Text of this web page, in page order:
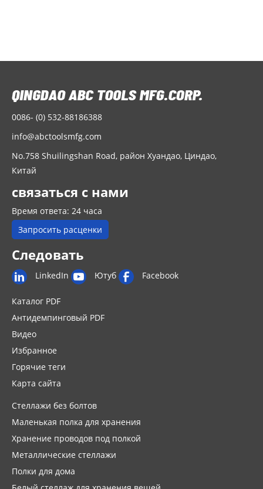
0086- (0) 532-88186388
info@abctoolsmfg.com
No.758 Shuilingshan Road, район Хуандао, Циндао,
Китай
связаться с нами
Время ответа: 24 часа
Запросить расценки
Следовать
LinkedIn Ютуб Facebook
Каталог PDF
Антидемпинговый PDF
Видео
Избранное
Горячие теги
Карта сайта
Стеллажи без болтов
Маленькая полка для хранения
Хранение проводов под полкой
Металлические стеллажи
Полки для дома